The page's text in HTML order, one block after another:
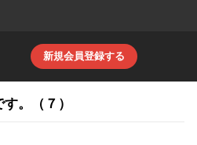
新規会員登録する
。（７）